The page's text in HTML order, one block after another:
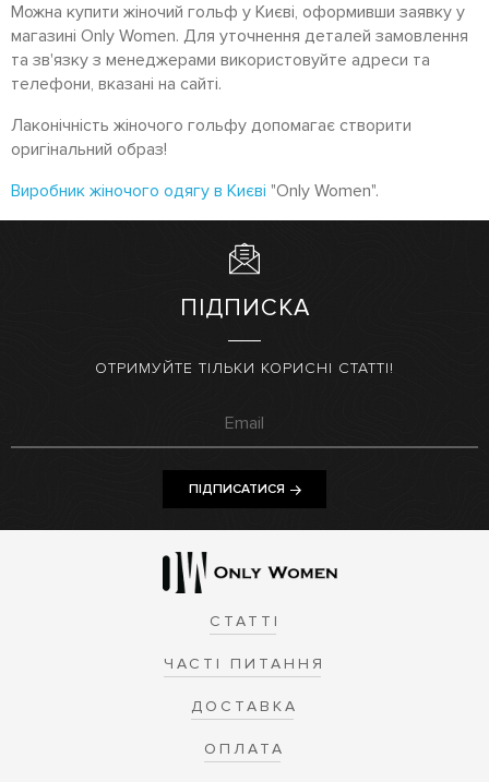
Можна купити жіночий гольф у Києві, оформивши заявку у
магазині Only Women. Для уточнення деталей замовлення
та зв'язку з менеджерами використовуйте адреси та
телефони, вказані на сайті.
Лаконічність жіночого гольфу допомагає створити
оригінальний образ!
Виробник жіночого одягу в Києві "Only Women".
ПІДПИСКА
ОТРИМУЙТЕ ТІЛЬКИ КОРИСНІ СТАТТІ!
ПІДПИСАТИСЯ
СТАТТІ
ЧАСТІ ПИТАННЯ
ДОСТАВКА
ОПЛАТА